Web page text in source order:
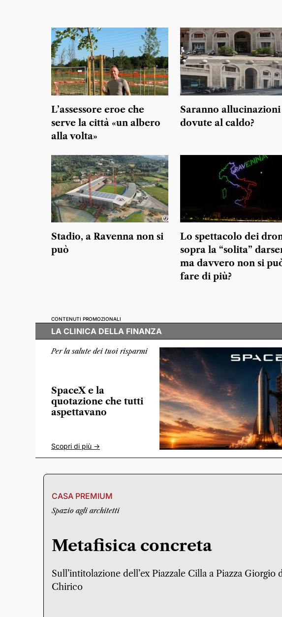
L’assessore eroe che
serve la città «un albero
alla volta»
Saranno allucinazioni
dovute al caldo?
Stadio, a Ravenna non si
può
Lo spettacolo dei
sopra la “solita”
ma davvero non si
fare di più?
CONTENUTI PROMOZIONALI
LA CLINICA DELLA FINANZA
Per la salute dei tuoi risparmi
SpaceX e la
quotazione che tutti
aspettavano
Scopri di più ->
CASA PREMIUM
Spazio agli architetti
Metafisica concreta
Sull’intitolazione dell’ex Piazzale Cilla a Piazza Giorgio
Chirico